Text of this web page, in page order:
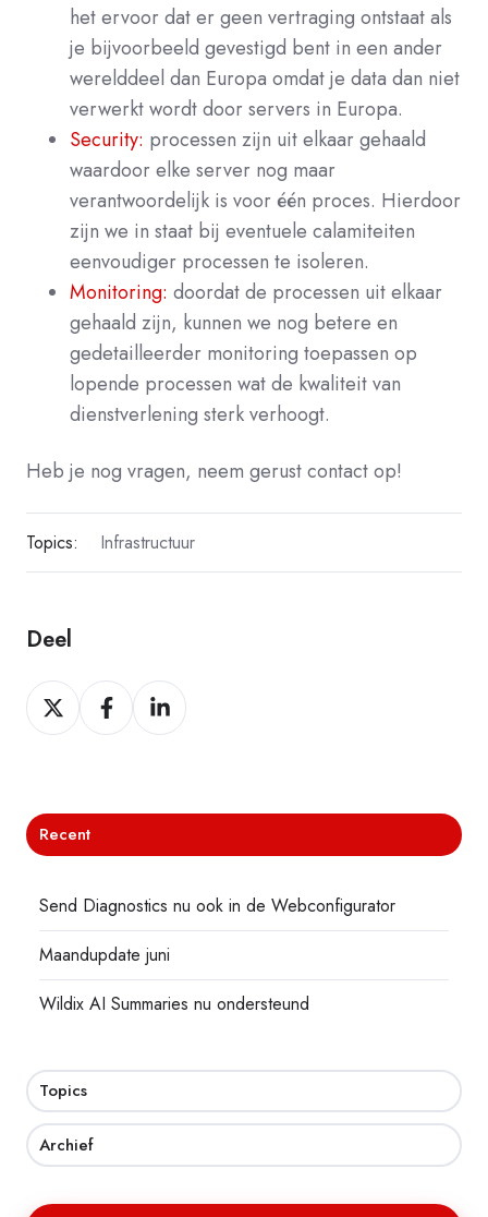
het ervoor dat er geen vertraging ontstaat als
je bijvoorbeeld gevestigd bent in een ander
werelddeel dan Europa omdat je data dan niet
verwerkt wordt door servers in Europa.
Security: processen zijn uit elkaar gehaald
waardoor elke server nog maar
verantwoordelijk is voor één proces. Hierdoor
zijn we in staat bij eventuele calamiteiten
eenvoudiger processen te isoleren.
Monitoring: doordat de processen uit elkaar
gehaald zijn, kunnen we nog betere en
gedetailleerder monitoring toepassen op
lopende processen wat de kwaliteit van
dienstverlening sterk verhoogt.
Heb je nog vragen, neem gerust contact op!
Topics: Infrastructuur
Deel
Deel Deel Deel
Recent
Send Diagnostics nu ook in de Webconfigurator
Maandupdate juni
Wildix AI Summaries nu ondersteund
Topics
Archief